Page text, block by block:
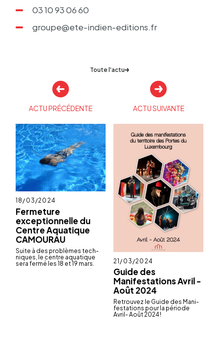
03 10 93 06 60
grou­pe@ete-indien-editions.fr
Toute l'actu
Autres
actualités
ACTU PRÉCÉDENTE
Fermeture
exceptionnelle du
Centre Aquatique
CAMOURAU
Publié
le
18/03/2024
Suite à des problèmes tech­
niques, le centre aqua­tique
sera fermé les 18 et 19 mars.
ACTU SUIVANTE
Guide des
Manifestations Avril -
Août 2024
Publié
le
21/03/2024
Retrou­vez le Guide des Mani­
fes­ta­tions pour la période
Avril- Août 2024 !